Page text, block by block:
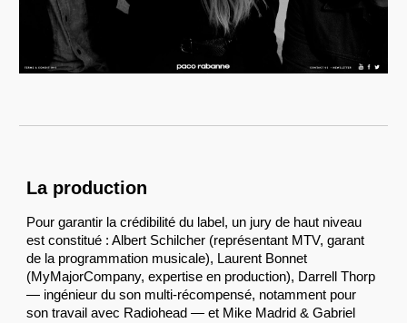
La production
Pour garantir la crédibilité du label, un jury de haut niveau
est constitué : Albert Schilcher (représentant MTV, garant
de la programmation musicale), Laurent Bonnet
(MyMajorCompany, expertise en production), Darrell Thorp
— ingénieur du son multi-récompensé, notamment pour
son travail avec Radiohead — et Mike Madrid & Gabriel